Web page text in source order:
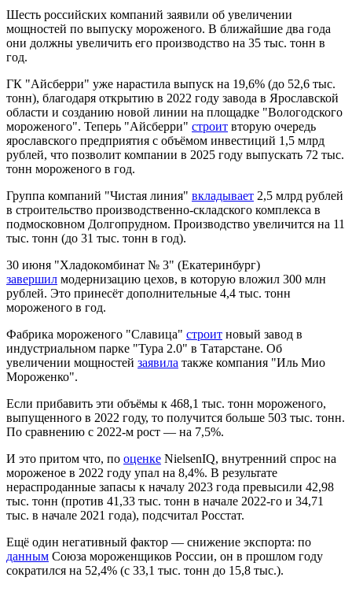
Шесть российских компаний заявили об увеличении
мощностей по выпуску мороженого. В ближайшие два года
они должны увеличить его производство на 35 тыс. тонн в
год.
ГК "Айсберри" уже нарастила выпуск на 19,6% (до 52,6 тыс.
тонн), благодаря открытию в 2022 году завода в Ярославской
области и созданию новой линии на площадке "Вологодского
мороженого". Теперь "Айсберри" строит вторую очередь
ярославского предприятия с объёмом инвестиций 1,5 млрд
рублей, что позволит компании в 2025 году выпускать 72 тыс.
тонн мороженого в год.
Группа компаний "Чистая линия" вкладывает 2,5 млрд рублей
в строительство производственно-складского комплекса в
подмосковном Долгопрудном. Производство увеличится на 11
тыс. тонн (до 31 тыс. тонн в год).
30 июня "Хладокомбинат № 3" (Екатеринбург)
завершил модернизацию цехов, в которую вложил 300 млн
рублей. Это принесёт дополнительные 4,4 тыс. тонн
мороженого в год.
Фабрика мороженого "Славица" строит новый завод в
индустриальном парке "Тура 2.0" в Татарстане. Об
увеличении мощностей заявила также компания "Иль Мио
Мороженко".
Если прибавить эти объёмы к 468,1 тыс. тонн мороженого,
выпущенного в 2022 году, то получится больше 503 тыс. тонн.
По сравнению с 2022-м рост — на 7,5%.
И это притом что, по оценке NielsenIQ, внутренний спрос на
мороженое в 2022 году упал на 8,4%. В результате
нераспроданные запасы к началу 2023 года превысили 42,98
тыс. тонн (против 41,33 тыс. тонн в начале 2022-го и 34,71
тыс. в начале 2021 года), подсчитал Росстат.
Ещё один негативный фактор — снижение экспорта: по
данным Союза мороженщиков России, он в прошлом году
сократился на 52,4% (с 33,1 тыс. тонн до 15,8 тыс.).